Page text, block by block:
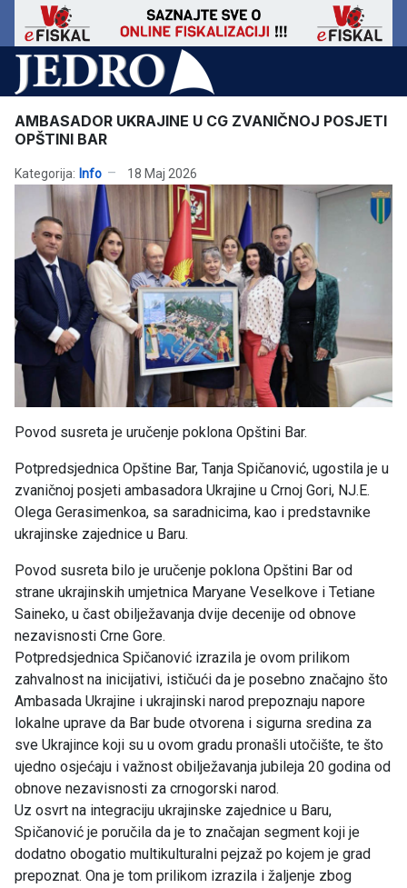
AMBASADOR UKRAJINE U CG ZVANIČNOJ POSJETI
OPŠTINI BAR
Kategorija: Info 18 Maj 2026
Povod susreta je uručenje poklona Opštini Bar.
Potpredsjednica Opštine Bar, Tanja Spičanović, ugostila je u
zvaničnoj posjeti ambasadora Ukrajine u Crnoj Gori, NJ.E.
Olega Gerasimenkoa, sa saradnicima, kao i predstavnike
ukrajinske zajednice u Baru.
Povod susreta bilo je uručenje poklona Opštini Bar od
strane ukrajinskih umjetnica Maryane Veselkove i Tetiane
Saineko, u čast obilježavanja dvije decenije od obnove
nezavisnosti Crne Gore.
Potpredsjednica Spičanović izrazila je ovom prilikom
zahvalnost na inicijativi, ističući da je posebno značajno što
Ambasada Ukrajine i ukrajinski narod prepoznaju napore
lokalne uprave da Bar bude otvorena i sigurna sredina za
sve Ukrajince koji su u ovom gradu pronašli utočište, te što
ujedno osjećaju i važnost obilježavanja jubileja 20 godina od
obnove nezavisnosti za crnogorski narod.
Uz osvrt na integraciju ukrajinske zajednice u Baru,
Spičanović je poručila da je to značajan segment koji je
dodatno obogatio multikulturalni pejzaž po kojem je grad
prepoznat. Ona je tom prilikom izrazila i žaljenje zbog